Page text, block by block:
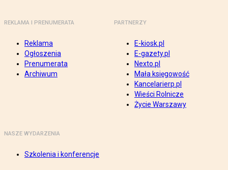
REKLAMA I PRENUMERATA
Reklama
Ogłoszenia
Prenumerata
Archiwum
PARTNERZY
E-kiosk.pl
E-gazety.pl
Nexto.pl
Mała księgowość
Kancelarierp.pl
Wieści Rolnicze
Życie Warszawy
NASZE WYDARZENIA
Szkolenia i konferencje